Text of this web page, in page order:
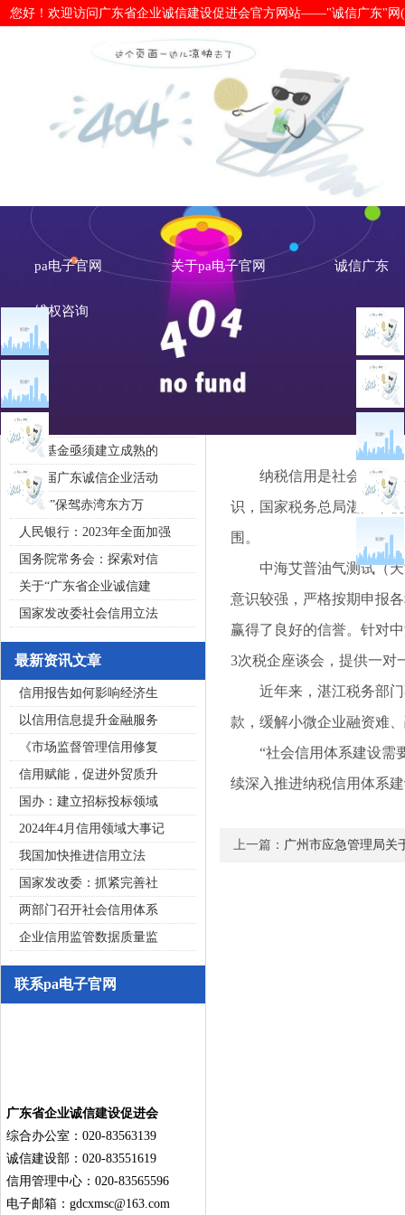
您好！欢迎访问广东省企业诚信建设促进会官方网站——"诚信广东"网
广东湛江：诚信纳税 “诚”风远航-pa
pa电子官网 关于pa电子官网 诚信广东
维权咨询
文章点击排行
重大突发公共卫生事件一
2020广东省守合同重信用企
私募基金亟须建立成熟的
第五届广东诚信企业活动
“诚信”保驾赤湾东方万
人民银行：2023年全面加强
国务院常务会：探索对信
关于“广东省企业诚信建
国家发改委社会信用立法
最新资讯文章
信用报告如何影响经济生
以信用信息提升金融服务
《市场监督管理信用修复
信用赋能，促进外贸质升
国办：建立招标投标领域
2024年4月信用领域大事记
我国加快推进信用立法
国家发改委：抓紧完善社
两部门召开社会信用体系
企业信用监管数据质量监
联系pa电子官网
广东省企业诚信建设促进会
综合办公室：020-83563139
诚信建设部：020-83551619
信用管理中心：020-83565596
电子邮箱： gdcxmsc@163.com
诚信广东
纳税信用是社会信用体
识，国家税务总局湛江市
围。
中海艾普油气测试（天
意识较强，严格按期申报
赢得了良好的信誉。针对
3次税企座谈会，提供一对
近年来，湛江税务部门
款，缓解小微企业融资难
“社会信用体系建设需要
续深入推进纳税信用体系
上一篇： 广州市应急管理局关